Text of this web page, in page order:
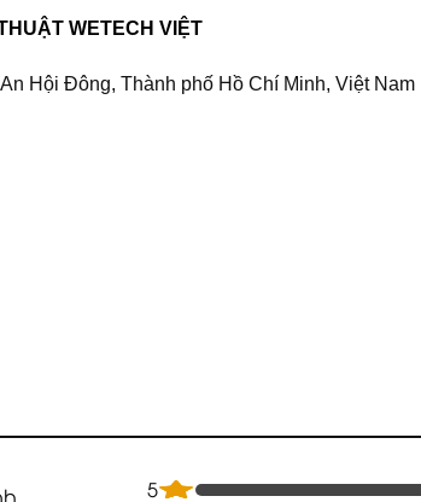
WETECH VIỆT
Hội Đông, Thành phố Hồ Chí Minh, Việt Nam
5